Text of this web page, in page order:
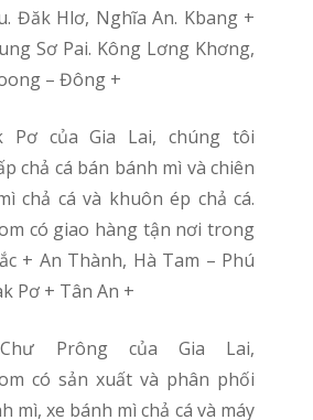
Đăk Hlơ, Nghĩa An. Kbang +
Sơ Pai. Kông Lơng Khơng,
– Đông +
chả cá bán bánh mì và chiên
chả cá và khuôn ép chả cá.
có giao hàng tận nơi trong
+ An Thành, Hà Tam – Phú
Pơ + Tân An +
có sản xuất và phân phối
mì, xe bánh mì chả cá và máy